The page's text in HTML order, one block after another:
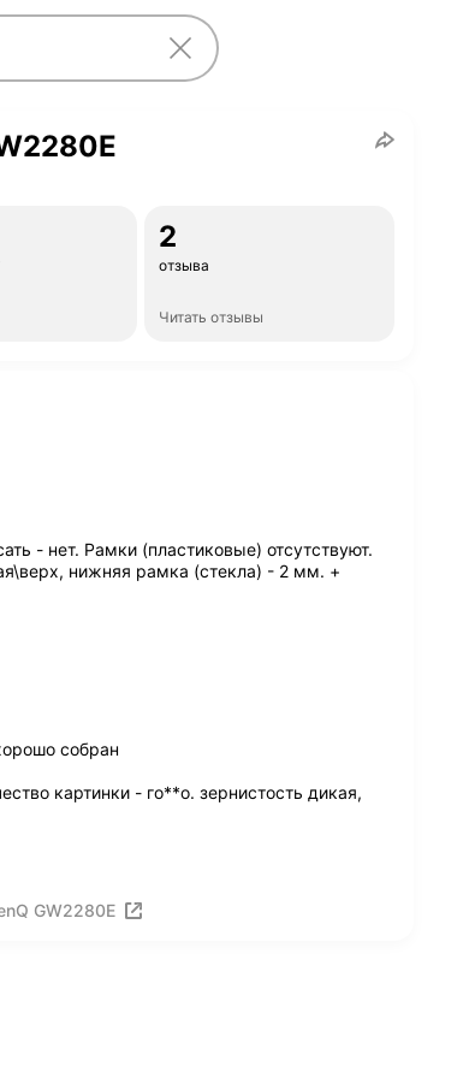
2
отзыва
Читать отзывы
- нет. Рамки (пластиковые) отсутствуют.
нижняя рамка (стекла) - 2 мм. +
собран
картинки - го**о. зернистость дикая,
GW2280E